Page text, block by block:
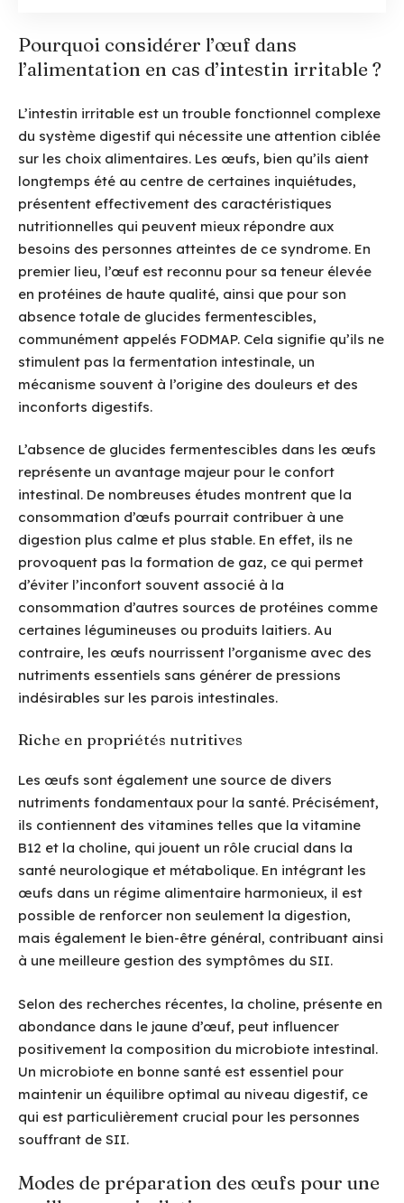
Pourquoi considérer l’œuf dans
l’alimentation en cas d’intestin irritable ?
L’intestin irritable est un trouble fonctionnel complexe
du système digestif qui nécessite une attention ciblée
sur les choix alimentaires. Les œufs, bien qu’ils aient
longtemps été au centre de certaines inquiétudes,
présentent effectivement des caractéristiques
nutritionnelles qui peuvent mieux répondre aux
besoins des personnes atteintes de ce syndrome. En
premier lieu, l’œuf est reconnu pour sa teneur élevée
en protéines de haute qualité, ainsi que pour son
absence totale de glucides fermentescibles,
communément appelés FODMAP. Cela signifie qu’ils ne
stimulent pas la fermentation intestinale, un
mécanisme souvent à l’origine des douleurs et des
inconforts digestifs.
L’absence de glucides fermentescibles dans les œufs
représente un avantage majeur pour le confort
intestinal. De nombreuses études montrent que la
consommation d’œufs pourrait contribuer à une
digestion plus calme et plus stable. En effet, ils ne
provoquent pas la formation de gaz, ce qui permet
d’éviter l’inconfort souvent associé à la
consommation d’autres sources de protéines comme
certaines légumineuses ou produits laitiers. Au
contraire, les œufs nourrissent l’organisme avec des
nutriments essentiels sans générer de pressions
indésirables sur les parois intestinales.
Riche en propriétés nutritives
Les œufs sont également une source de divers
nutriments fondamentaux pour la santé. Précisément,
ils contiennent des vitamines telles que la vitamine
B12 et la choline, qui jouent un rôle crucial dans la
santé neurologique et métabolique. En intégrant les
œufs dans un régime alimentaire harmonieux, il est
possible de renforcer non seulement la digestion,
mais également le bien-être général, contribuant ainsi
à une meilleure gestion des symptômes du SII.
Selon des recherches récentes, la choline, présente en
abondance dans le jaune d’œuf, peut influencer
positivement la composition du microbiote intestinal.
Un microbiote en bonne santé est essentiel pour
maintenir un équilibre optimal au niveau digestif, ce
qui est particulièrement crucial pour les personnes
souffrant de SII.
Modes de préparation des œufs pour une